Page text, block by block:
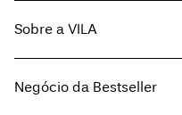
Volte a visitar-nos
Opções de entrega
Guia de tamanhos
Sobre a VILA
Imprensa
Negócio da Bestseller